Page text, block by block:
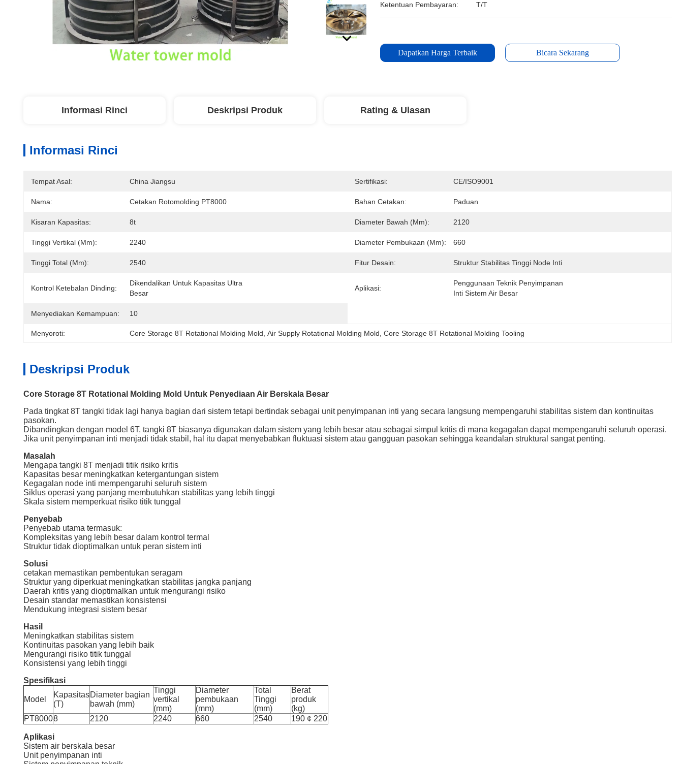
Ketentuan Pembayaran: T/T
Dapatkan Harga Terbaik Bicara Sekarang
Informasi Rinci Deskripsi Produk Rating & Ulasan
Informasi Rinci
Tempat Asal: China Jiangsu Sertifikasi: CE/ISO9001
Nama: Cetakan Rotomolding PT8000 Bahan Cetakan: Paduan
Kisaran Kapasitas: 8t Diameter Bawah (mm): 2120
Tinggi Vertikal (mm): 2240 Diameter Pembukaan (mm): 660
Tinggi Total (mm): 2540 Fitur Desain: Struktur Stabilitas Tinggi Node Inti
Kontrol Ketebalan Dinding:
Dikendalikan Untuk Kapasitas Ultra
Besar
Aplikasi:
Penggunaan Teknik Penyimpanan
Inti Sistem Air Besar
Menyediakan Kemampuan: 10
Menyoroti: Core Storage 8T Rotational Molding Mold Air Supply Rotational Molding Mold Core Storage 8T Rotational Molding Tooling
Deskripsi Produk
Core Storage 8T Rotational Molding Mold Untuk Penyediaan Air Berskala Besar
Pada tingkat 8T tangki tidak lagi hanya bagian dari sistem tetapi bertindak sebagai unit penyimpanan inti yang secara langsung mempengaruhi stabilitas sistem dan kontinuitas
pasokan.
Dibandingkan dengan model 6T, tangki 8T biasanya digunakan dalam sistem yang lebih besar atau sebagai simpul kritis di mana kegagalan dapat mempengaruhi seluruh operasi.
Jika unit penyimpanan inti menjadi tidak stabil, hal itu dapat menyebabkan fluktuasi sistem atau gangguan pasokan sehingga keandalan struktural sangat penting.
Masalah
Mengapa tangki 8T menjadi titik risiko kritis
Kapasitas besar meningkatkan ketergantungan sistem
Kegagalan node inti mempengaruhi seluruh sistem
Siklus operasi yang panjang membutuhkan stabilitas yang lebih tinggi
Skala sistem memperkuat risiko titik tunggal
Penyebab
Penyebab utama termasuk:
Kompleksitas yang lebih besar dalam kontrol termal
Struktur tidak dioptimalkan untuk peran sistem inti
Solusi
cetakan memastikan pembentukan seragam
Struktur yang diperkuat meningkatkan stabilitas jangka panjang
Daerah kritis yang dioptimalkan untuk mengurangi risiko
Desain standar memastikan konsistensi
Mendukung integrasi sistem besar
Hasil
Meningkatkan stabilitas sistem
Kontinuitas pasokan yang lebih baik
Mengurangi risiko titik tunggal
Konsistensi yang lebih tinggi
Spesifikasi
Model
Kapasitas
(T)
Diameter bagian
bawah (mm)
Tinggi
vertikal
(mm)
Diameter
pembukaan
(mm)
Total
Tinggi
(mm)
Berat
produk
(kg)
PT80008 2120 2240 660 2540 190 ¢ 220
Aplikasi
Sistem air berskala besar
Unit penyimpanan inti